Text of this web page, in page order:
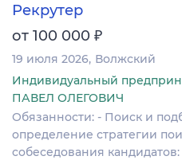
Рекрутер
от 100 000 ₽
19 июля 2026 Волжский
Индивидуальный
ПАВЕЛ ОЛЕГОВИЧ
Обязанности: - Поиск и
определение стратегии
собеседования